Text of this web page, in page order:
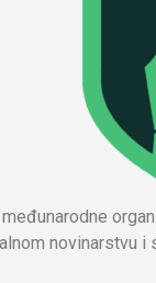
novinarstvu i